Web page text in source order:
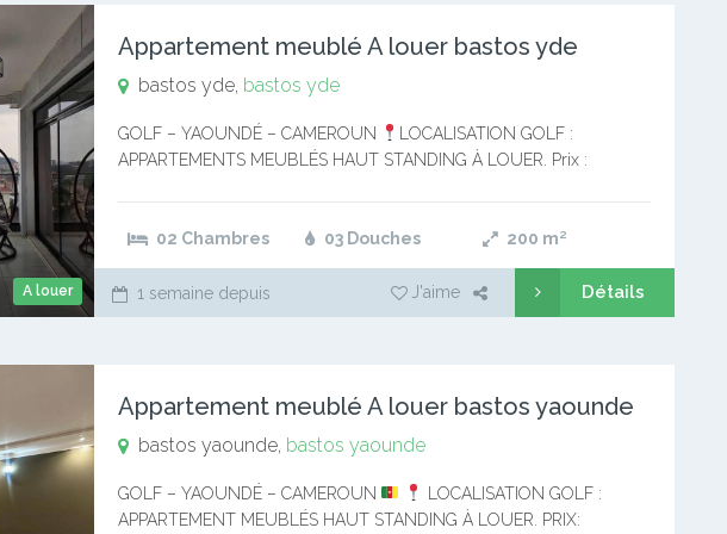
A louer
Appartement meublé A louer bastos yde
bastos yde, bastos yde
GOLF – YAOUNDÉ – CAMEROUN
LOCALISATION GOLF :
APPARTEMENTS MEUBLÉS HAUT STANDING À LOUER. Prix :
02 Chambres
03 Douches 200 m²
1 semaine depuis J'aime Détails
Appartement meublé A louer bastos yaounde
bastos yaounde, bastos yaounde
GOLF – YAOUNDÉ – CAMEROUN
LOCALISATION GOLF :
APPARTEMENT MEUBLÉS HAUT STANDING À LOUER. PRIX: